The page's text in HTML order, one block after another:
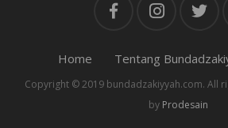
Home Tentang
Copyright © 2019 bundadzakiyyah.com. All
by Prodesain